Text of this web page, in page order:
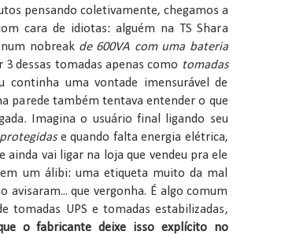
pensando coletivamente, chegamos a
cara de idiotas: alguém na TS Shara
nobreak de 600VA com uma bateria
3 dessas tomadas apenas como tomadas
continha uma vontade imensurável de
parede também tentava entender o que
Imagina o usuário final ligando seu
e quando falta energia elétrica,
ainda vai ligar na loja que vendeu pra ele
um álibi: uma etiqueta muito da mal
avisaram... que vergonha. É algo comum
tomadas UPS e tomadas estabilizadas,
o fabricante deixe isso explícito no